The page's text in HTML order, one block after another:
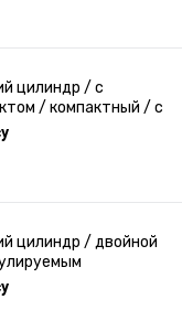
цилиндр / с
/ компактный / с
цилиндр / двойной
круглый